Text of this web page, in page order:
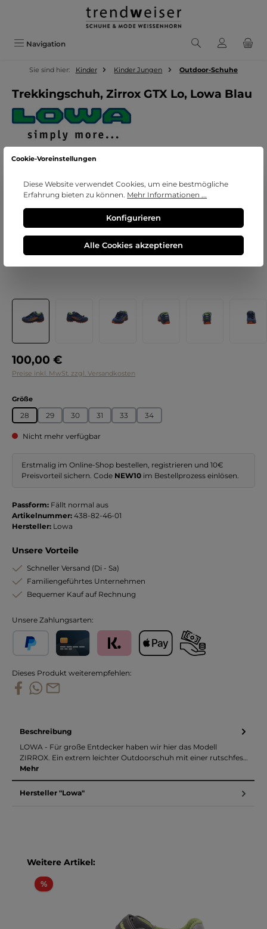
Zum Hauptinhalt springen
Navigation
Sie sind hier: Kinder Kinder Jungen Outdoor-Schuhe
Trekkingschuh, Zirrox GTX Lo, Lowa Blau
Regulärer Preis:
100,00 €
Preise inkl. MwSt. zzgl. Versandkosten
Größeauswählen
28 29 30 31 33 34
Nicht mehr verfügbar
Erstmalig im Online-Shop bestellen, registrieren und 10€
Preisvorteil sichern. Code NEW10 im Bestellprozess einlösen.
Passform: Fällt normal aus
Artikelnummer: 438-82-46-01
Hersteller: Lowa
Unsere Vorteile
Schneller Versand (Di - Sa)
Familiengeführtes Unternehmen
Bequemer Kauf auf Rechnung
Unsere Zahlungsarten:
Dieses Produkt weiterempfehlen:
Beschreibung
LOWA - Für große Entdecker haben wir hier das Modell
ZIRROX. Ein extrem leichter Outdoorschuh mit einer rutschfes…
Mehr
Hersteller "Lowa"
Produktgalerie überspringen
Weitere Artikel:
%Rabatt
Cookie-Voreinstellungen
Diese Website verwendet Cookies, um eine bestmögliche
Erfahrung bieten zu können. Mehr Informationen ...
Konfigurieren
Alle Cookies akzeptieren